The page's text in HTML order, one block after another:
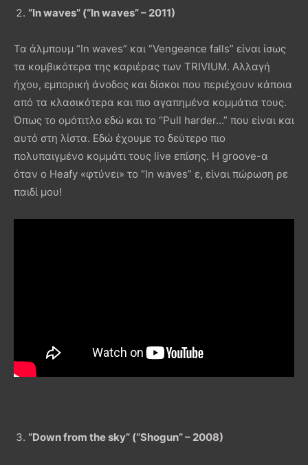
“In waves” (“In waves” – 2011)
Τα άλμπουμ “In waves” και “Vengeance falls” είναι ίσως
τα κομβικότερα της καριέρας των TRIVIUM. Αλλαγή
ήχου, εμπορική άνοδος και δίσκοι που περιέχουν κάποια
από τα κλασικότερα και πιο αγαπημένα κομμάτια τους.
Όπως το ομότιτλο εδώ και το “Pull harder…” που είναι και
αυτό στη λίστα. Εδώ έχουμε το δεύτερο πιο
πολυπαιγμένο κομμάτι τους live επίσης. Η groove-α
όταν ο Heafy «φτύνει» το “In waves” ε, είναι πώρωση ρε
παιδί μου!
“Down from the sky” (“Shogun” – 2008)